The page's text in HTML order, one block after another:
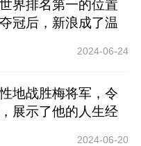
界排名第一的位置
冠后，新浪成了温
2024-06-24
地战胜梅将军，令
展示了他的人生经
2024-06-20